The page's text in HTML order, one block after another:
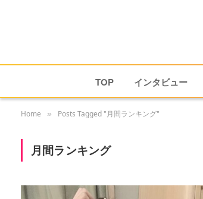
TOP インタビュー
Home » Posts Tagged "月間ランキング"
月間ランキング